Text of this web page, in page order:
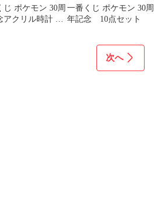
じ ポケモン 30周
アクリル時計 A
一番くじ ポケモン 30周
年記念 10点セット
次へ